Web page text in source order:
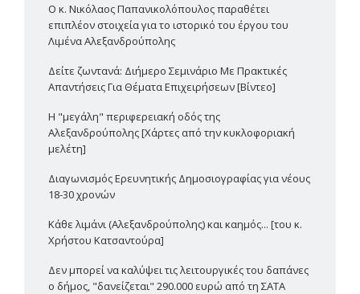
Ο κ. Νικόλαος Παπανικολόπουλος παραθέτει
επιπλέον στοιχεία για το ιστορικό του έργου του
Λιμένα Αλεξανδρούπολης
Δείτε ζωντανά: Διήμερο Σεμινάριο Με Πρακτικές
Απαντήσεις Για Θέματα Επιχειρήσεων [Βίντεο]
Η "μεγάλη" περιφερειακή οδός της
Αλεξανδρούπολης [Χάρτες από την κυκλοφοριακή
μελέτη]
Διαγωνισμός Ερευνητικής Δημοσιογραφίας για νέους
18-30 χρονών
Κάθε λιμάνι (Αλεξανδρούπολης) και καημός... [του κ.
Χρήστου Κατσαντούρα]
Δεν μπορεί να καλύψει τις λειτουργικές του δαπάνες
ο δήμος, "δανείζεται" 290.000 ευρώ από τη ΣΑΤΑ